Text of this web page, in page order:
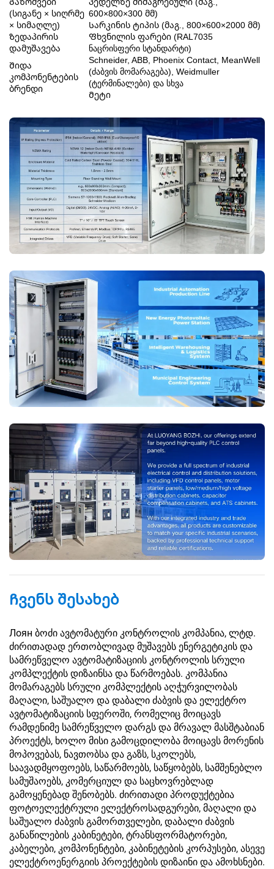
Გაზომვები
(სიგანე × სიღრმე
× სიმაღლე)
Კედელზე მიმაგრებული (მაგ.,
600×800×300 მმ)
Სარკინის ტიპის (მაგ., 800×600×2000 მმ)
Ზედაპირის
დამუშავება
Ფხვნილის ფარები (RAL7035
ნაცრისფერი სტანდარტი)
Შიდა
კომპონენტების
ბრენდი
Schneider, ABB, Phoenix Contact, MeanWell
(ძაბვის მომარაგება), Weidmuller
(ტერმინალები) და სხვა
Მეტი
Ჩვენს შესახებ
Лоян ბოძი ავტომატური კონტროლის კომპანია, ლტდ.
ძირითადად ერთობლივად მუშავებს ენერგეტიკის და
სამრეწველო ავტომატიზაციის კონტროლის სრული
კომპლექტის დიზაინსა და წარმოებას. კომპანია
მომარაგებს სრული კომპლექტის აღჭურვილობას
მაღალი, საშუალო და დაბალი ძაბვის და ელექტრო
ავტომატიზაციის სფეროში, რომელიც მოიცავს
რამდენიმე სამრეწველო დარგს და მრავალ მასშტაბიან
პროექტს, ხოლო მისი გამოცდილობა მოიცავს მორენის
მოპოვებას, ნავთობსა და გაზს, სკოლებს,
საავადმყოფოებს, საწარმოებს, საწყობებს, სამშენებლო
სამუშაოებს, კომერციულ და საცხოვრებლად
გამოყენებად შენობებს. ძირითადი პროდუქტებია
ფოტოელექტრული ელექტროსადგურები, მაღალი და
საშუალო ძაბვის გამორთველები, დაბალი ძაბვის
განაწილების კაბინეტები, ტრანსფორმატორები,
კაბელები, კომპონენტები, კაბინეტების კორპუსები, ასევე
ელექტროენერგიის პროექტების დიზაინი და ამოხსნები.